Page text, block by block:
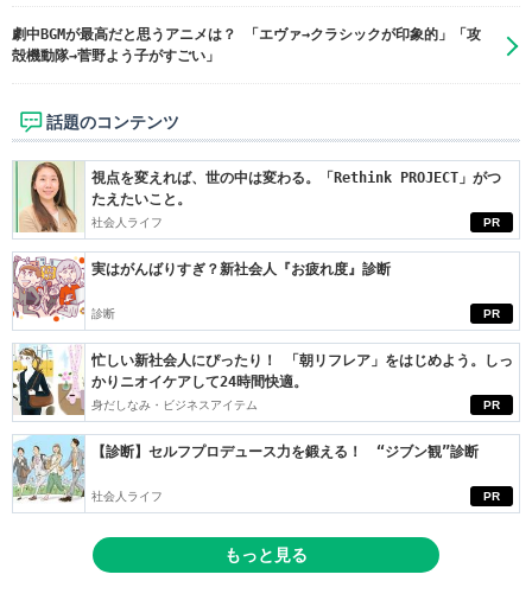
劇中BGMが最高だと思うアニメは？ 「エヴァ→クラシックが印象的」「攻
殻機動隊→菅野よう子がすごい」
話題のコンテンツ
PR
視点を変えれば、世の中は変わる。「Rethink PROJECT」がつ
たえたいこと。
社会人ライフ
PR
実はがんばりすぎ？新社会人『お疲れ度』診断
診断
PR
忙しい新社会人にぴったり！ 「朝リフレア」をはじめよう。しっ
かりニオイケアして24時間快適。
身だしなみ・ビジネスアイテム
PR
【診断】セルフプロデュース力を鍛える！ “ジブン観”診断
社会人ライフ
もっと見る